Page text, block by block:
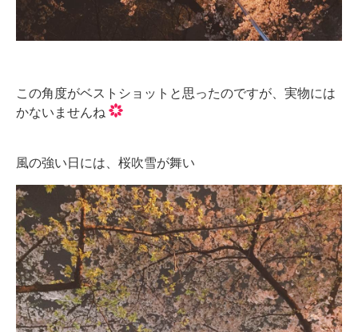
この角度がベストショットと思ったのですが、実物には
かないませんね
風の強い日には、桜吹雪が舞い